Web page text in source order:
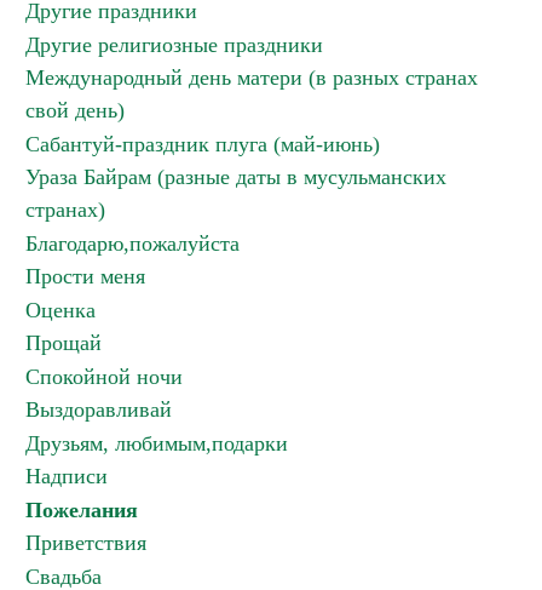
Другие праздники
Другие религиозные праздники
Международный день матери (в разных странах
свой день)
Сабантуй-праздник плуга (май-июнь)
Ураза Байрам (разные даты в мусульманских
странах)
Благодарю,пожалуйста
Прости меня
Оценка
Прощай
Спокойной ночи
Выздоравливай
Друзьям, любимым,подарки
Надписи
Пожелания
Приветствия
Свадьба